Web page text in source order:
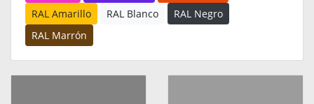
RAL Amarillo
RAL Blanco
RAL Negro
RAL Marrón